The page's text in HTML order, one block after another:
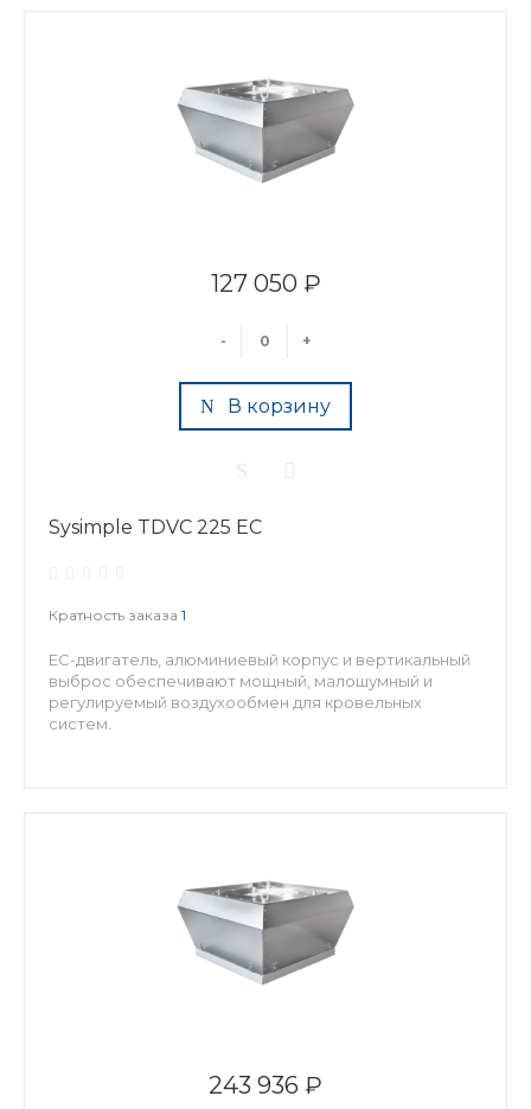
127 050 ₽
- +
В корзину
Sysimple TDVC 225 EC
Кратность заказа 1
EC-двигатель, алюминиевый корпус и вертикальный
выброс обеспечивают мощный, малошумный и
регулируемый воздухообмен для кровельных
систем.
243 936 ₽